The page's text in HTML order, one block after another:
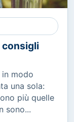
consigli
modo
una sola:
più quelle
sono...